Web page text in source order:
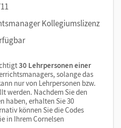
Kollegiumslizenz
30 Lehrpersonen einer
solange das
nur von Lehrpersonen bzw.
werden. Nachdem Sie den
haben, erhalten Sie 30
können Sie die Codes
in Ihrem Cornelsen